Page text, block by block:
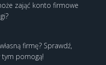
zająć konto firmowe
firmę? Sprawdź,
tym pomogą!